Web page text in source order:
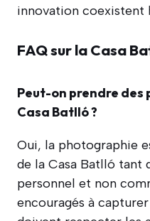
innovation coexistent
FAQ sur la Casa
Peut-on prendre des
Casa Batlló ?
Oui, la photographie
de la Casa Batlló tant
personnel et non
encouragés à